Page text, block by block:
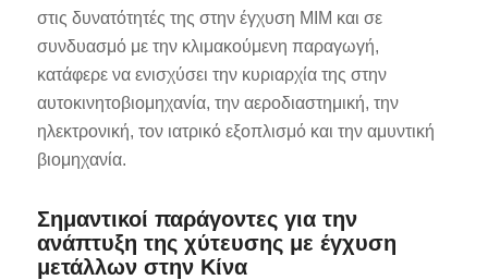
στις δυνατότητές της στην έγχυση MIM και σε
συνδυασμό με την κλιμακούμενη παραγωγή,
κατάφερε να ενισχύσει την κυριαρχία της στην
αυτοκινητοβιομηχανία, την αεροδιαστημική, την
ηλεκτρονική, τον ιατρικό εξοπλισμό και την αμυντική
βιομηχανία.
Σημαντικοί παράγοντες για την
ανάπτυξη της χύτευσης με έγχυση
μετάλλων στην Κίνα